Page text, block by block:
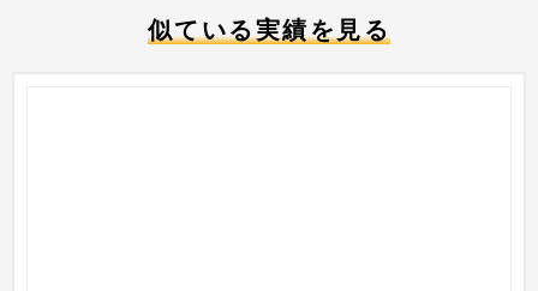
似ている実績を見る